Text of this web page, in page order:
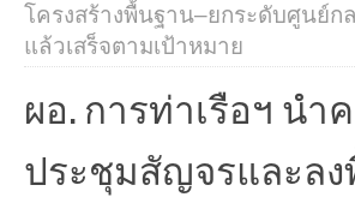
โครงสร้างพื้นฐาน–ยกระดับศูนย์ก
แล้วเสร็จตามเป้าหมาย
ผอ. การท่าเรือฯ น
ประชุมสัญจรและล